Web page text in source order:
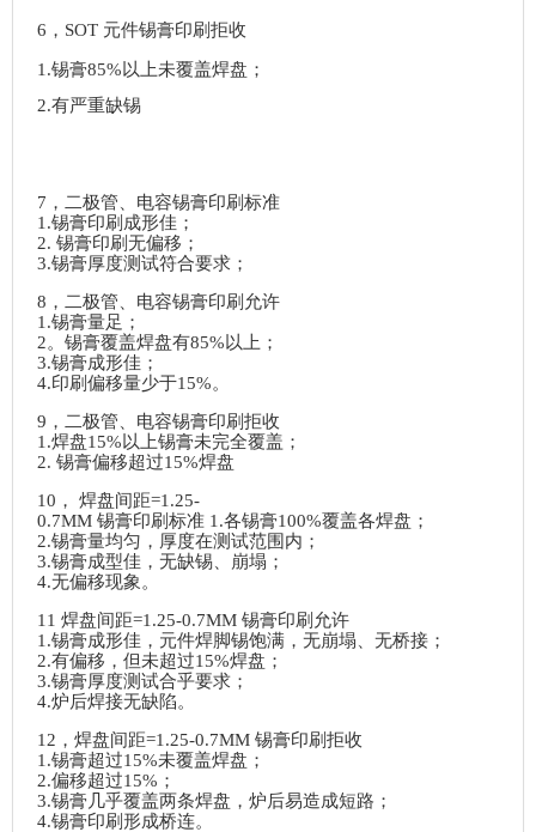
6，SOT 元件锡膏印刷拒收
1.锡膏85%以上未覆盖焊盘；
2.有严重缺锡
7，二极管、电容锡膏印刷标准
1.锡膏印刷成形佳；
2. 锡膏印刷无偏移；
3.锡膏厚度测试符合要求；
8，二极管、电容锡膏印刷允许
1.锡膏量足；
2。锡膏覆盖焊盘有85%以上；
3.锡膏成形佳；
4.印刷偏移量少于15%。
9，二极管、电容锡膏印刷拒收
1.焊盘15%以上锡膏未完全覆盖；
2. 锡膏偏移超过15%焊盘
10 ，
焊盘间距=1.25-
0.7MM 锡膏印刷标准 1.各锡膏100%覆盖各焊盘；
2.锡膏量均匀，厚度在测试范围内；
3.锡膏成型佳，无缺锡、崩塌；
4.无偏移现象。
11 焊盘间距=1.25-0.7MM 锡膏印刷允许
1.锡膏成形佳，元件焊脚锡饱满，无崩塌、无桥接；
2.有偏移，但未超过15%焊盘；
3.锡膏厚度测试合乎要求；
4.炉后焊接无缺陷。
12，焊盘间距=1.25-0.7MM 锡膏印刷拒收
1.锡膏超过15%未覆盖焊盘；
2.偏移超过15%；
3.锡膏几乎覆盖两条焊盘，炉后易造成短路；
4.锡膏印刷形成桥连。